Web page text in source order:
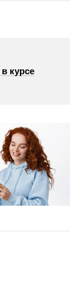
курсе